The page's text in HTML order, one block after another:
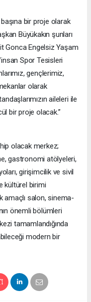
bir proje olarak
Büyükakın şunları
Gonca Engelsiz Yaşam
Spor Tesisleri
gençlerimiz,
olarak
aileleri ile
bir proje olacak.”
olacak merkez;
gastronomi atölyeleri,
girişimcilik ve sivil
kültürel birimi
amaçlı salon, sinema-
önemli bölümleri
tamamlandığında
modern bir